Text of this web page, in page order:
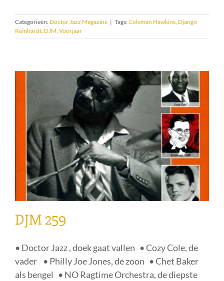
Categorieën: Doctor Jazz Magazine | Tags:Coleman Hawkins, Django
Reinhardt, DJM, Voorjaar
DJM 259
• Doctor Jazz , doek gaat vallen • Cozy Cole, de
vader • Philly Joe Jones, de zoon • Chet Baker
als bengel • NO Ragtime Orchestra, de diepste